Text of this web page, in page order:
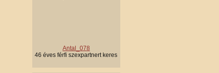
Antal_078
46 éves férfi szexpartnert keres